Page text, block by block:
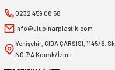
0232 459 08 58
info@ulupinarplastik.com
Yenişehir, GIDA ÇARŞISI, 1145/6. Sk.
NO:7/A Konak/İzmir